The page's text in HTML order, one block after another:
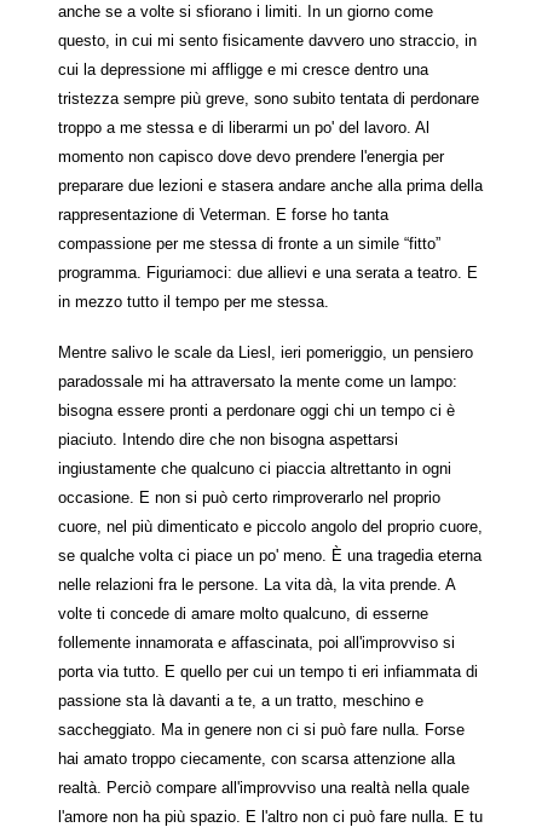
anche se a volte si sfiorano i limiti. In un giorno come
questo, in cui mi sento fisicamente davvero uno straccio, in
cui la depressione mi affligge e mi cresce dentro una
tristezza sempre più greve, sono subito tentata di perdonare
troppo a me stessa e di liberarmi un po' del lavoro. Al
momento non capisco dove devo prendere l'energia per
preparare due lezioni e stasera andare anche alla prima della
rappresentazione di Veterman. E forse ho tanta
compassione per me stessa di fronte a un simile “fitto”
programma. Figuriamoci: due allievi e una serata a teatro. E
in mezzo tutto il tempo per me stessa.
Mentre salivo le scale da Liesl, ieri pomeriggio, un pensiero
paradossale mi ha attraversato la mente come un lampo:
bisogna essere pronti a perdonare oggi chi un tempo ci è
piaciuto. Intendo dire che non bisogna aspettarsi
ingiustamente che qualcuno ci piaccia altrettanto in ogni
occasione. E non si può certo rimproverarlo nel proprio
cuore, nel più dimenticato e piccolo angolo del proprio cuore,
se qualche volta ci piace un po' meno. È una tragedia eterna
nelle relazioni fra le persone. La vita dà, la vita prende. A
volte ti concede di amare molto qualcuno, di esserne
follemente innamorata e affascinata, poi all'improvviso si
porta via tutto. E quello per cui un tempo ti eri infiammata di
passione sta là davanti a te, a un tratto, meschino e
saccheggiato. Ma in genere non ci si può fare nulla. Forse
hai amato troppo ciecamente, con scarsa attenzione alla
realtà. Perciò compare all'improvviso una realtà nella quale
l'amore non ha più spazio. E l'altro non ci può fare nulla. E tu